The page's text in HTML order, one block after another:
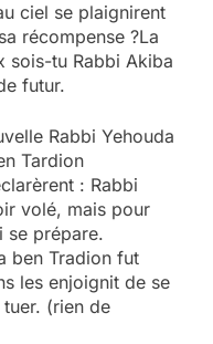
ciel se plaignirent
récompense ?La
sois-tu Rabbi Akiba
futur.
Rabbi Yehouda
Tardion
: Rabbi
volé, mais pour
se prépare.
ben Tradion fut
les enjoignit de se
(rien de